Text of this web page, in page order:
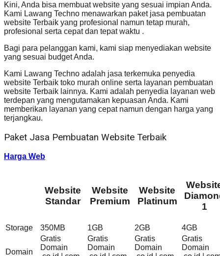
Kini, Anda bisa membuat website yang sesuai impian Anda.
Kami Lawang Techno menawarkan paket jasa pembuatan
website Terbaik yang profesional namun tetap murah,
profesional serta cepat dan tepat waktu .
Bagi para pelanggan kami, kami siap menyediakan website
yang sesuai budget Anda.
Kami Lawang Techno adalah jasa terkemuka penyedia
website Terbaik toko murah online serta layanan pembuatan
website Terbaik lainnya. Kami adalah penyedia layanan web
terdepan yang mengutamakan kepuasan Anda. Kami
memberikan layanan yang cepat namun dengan harga yang
terjangkau.
Paket Jasa Pembuatan Website Terbaik
Harga Web
Website
Standar
Website
Premium
Website
Platinum
1
Storage 350MB 1GB 2GB 4GB
Domain
Gratis
Domain
Gratis
Domain
Gratis
Domain
Gratis
Domain